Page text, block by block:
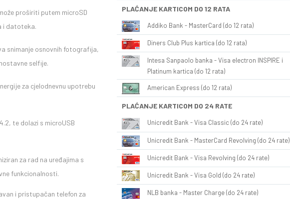
proširiti putem microSD
i datoteka.
snimanje osnovnih fotografija,
selfije.
za cjelodnevnu upotrebu
te dolazi s microUSB
za rad na uređajima s
funkcionalnosti.
i pristupačan telefon za
PLAĆANJE KARTICOM DO 12 RATA
Addiko Bank - MasterCard (do 12 rata)
Diners Club Plus kartica (do 12 rata)
Intesa Sanpaolo banka - Visa electron INSPIRE i
Platinum kartica (do 12 rata)
American Express (do 12 rata)
PLAĆANJE KARTICOM DO 24 RATE
Unicredit Bank - Visa Classic (do 24 rate)
Unicredit Bank - MasterCard Revolving (do 24 rate)
Unicredit Bank - Visa Revolving (do 24 rate)
Unicredit Bank - Visa Gold (do 24 rate)
NLB banka - Master Charge (do 24 rate)